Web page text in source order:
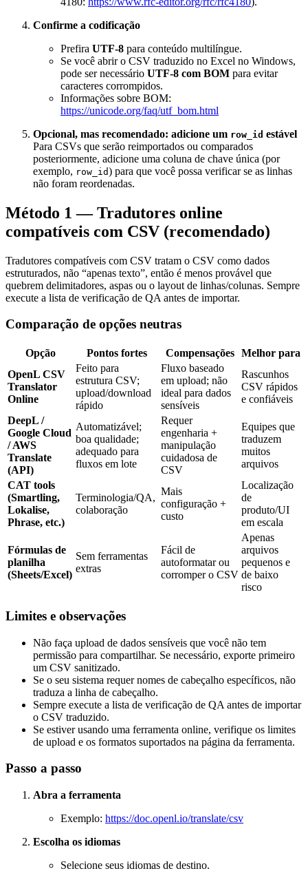
Confirme a codificação
Prefira UTF‑8 para conteúdo multilíngue.
Se você abrir o CSV traduzido no Excel no Windows,
pode ser necessário UTF‑8 com BOM para evitar
caracteres corrompidos.
Informações sobre BOM:
https://unicode.org/faq/utf_bom.html
Opcional, mas recomendado: adicione um row_id estável
Para CSVs que serão reimportados ou comparados
posteriormente, adicione uma coluna de chave única (por
exemplo, row_id) para que você possa verificar se as linhas
não foram reordenadas.
Método 1 — Tradutores online
compatíveis com CSV (recomendado)
Tradutores compatíveis com CSV tratam o CSV como dados
estruturados, não “apenas texto”, então é menos provável que
quebrem delimitadores, aspas ou o layout de linhas/colunas. Sempre
execute a lista de verificação de QA antes de importar.
Comparação de opções neutras
Opção Pontos fortes Compensações
Melhor para
OpenL CSV
Translator
Online
Feito para
estrutura CSV;
upload/download
rápido
Fluxo baseado
em upload; não
ideal para dados
sensíveis
Rascunhos
CSV rápidos
e confiáveis
DeepL /
Google Cloud
/ AWS
Translate
(API)
Automatizável;
boa qualidade;
adequado para
fluxos em lote
Requer
engenharia +
manipulação
cuidadosa de
CSV
Equipes que
traduzem
muitos
arquivos
CAT tools
(Smartling,
Lokalise,
Phrase, etc.)
Terminologia/QA,
colaboração
Mais
configuração +
custo
Localização
de
produto/UI
em escala
Fórmulas de
planilha
(Sheets/Excel)
Sem ferramentas
extras
Fácil de
autoformatar ou
corromper o CSV
Apenas
arquivos
pequenos e
de baixo
risco
Limites e observações
Não faça upload de dados sensíveis que você não tem
permissão para compartilhar. Se necessário, exporte primeiro
um CSV sanitizado.
Se o seu sistema requer nomes de cabeçalho específicos, não
traduza a linha de cabeçalho.
Sempre execute a lista de verificação de QA antes de importar
o CSV traduzido.
Se estiver usando uma ferramenta online, verifique os limites
de upload e os formatos suportados na página da ferramenta.
Passo a passo
Abra a ferramenta
Exemplo: https://doc.openl.io/translate/csv
Escolha os idiomas
Selecione seus idiomas de destino.